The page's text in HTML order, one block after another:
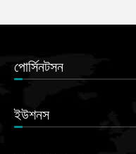
পোর্সিনটসন
ইউশনস